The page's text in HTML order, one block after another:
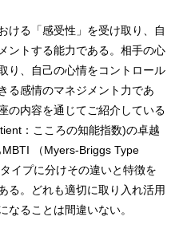
ける「感受性」を受け取り、自
ントする能力である。相手の心
り、自己の心情をコントロール
る感情のマネジメント力であ
の内容を通じてご紹介している
：こころの知能指数)の卓越
（Myers-Briggs Type
イプに分けその違いと特徴を
る。どれも適切に取り入れ活用
なることは間違いない。